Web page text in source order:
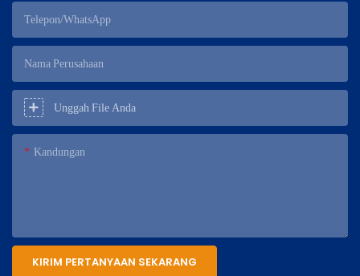
Telepon/WhatsApp
Nama Perusahaan
Unggah File Anda
Kandungan
KIRIM PERTANYAAN SEKARANG